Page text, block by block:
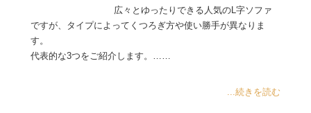
広々とゆったりできる人気のL字ソファ
ですが、タイプによってくつろぎ方や使い勝手が異なりま
す。
代表的な3つをご紹介します。……
...続きを読む